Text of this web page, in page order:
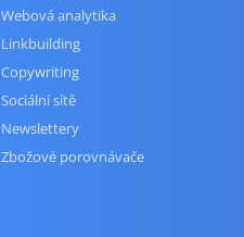
Webová analytika
Linkbuilding
Copywriting
Sociální sítě
Newslettery
Zbožové porovnávače